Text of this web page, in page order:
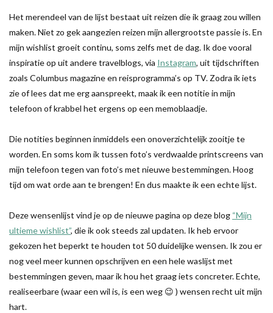
Het merendeel van de lijst bestaat uit reizen die ik graag zou willen
maken. Niet zo gek aangezien reizen mijn allergrootste passie is. En
mijn wishlist groeit continu, soms zelfs met de dag. Ik doe vooral
inspiratie op uit andere travelblogs, via Instagram, uit tijdschriften
zoals Columbus magazine en reisprogramma’s op TV. Zodra ik iets
zie of lees dat me erg aanspreekt, maak ik een notitie in mijn
telefoon of krabbel het ergens op een memoblaadje.
Die notities beginnen inmiddels een onoverzichtelijk zooitje te
worden. En soms kom ik tussen foto’s verdwaalde printscreens van
mijn telefoon tegen van foto’s met nieuwe bestemmingen. Hoog
tijd om wat orde aan te brengen! En dus maakte ik een echte lijst.
Deze wensenlijst vind je op de nieuwe pagina op deze blog “Mijn
ultieme wishlist”, die ik ook steeds zal updaten. Ik heb ervoor
gekozen het beperkt te houden tot 50 duidelijke wensen. Ik zou er
nog veel meer kunnen opschrijven en een hele waslijst met
bestemmingen geven, maar ik hou het graag iets concreter. Echte,
realiseerbare (waar een wil is, is een weg 😉 ) wensen recht uit mijn
hart.